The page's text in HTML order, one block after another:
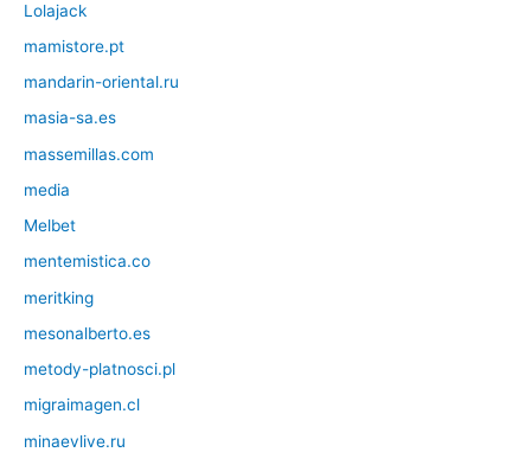
Lolajack
mamistore.pt
mandarin-oriental.ru
masia-sa.es
massemillas.com
media
Melbet
mentemistica.co
meritking
mesonalberto.es
metody-platnosci.pl
migraimagen.cl
minaevlive.ru